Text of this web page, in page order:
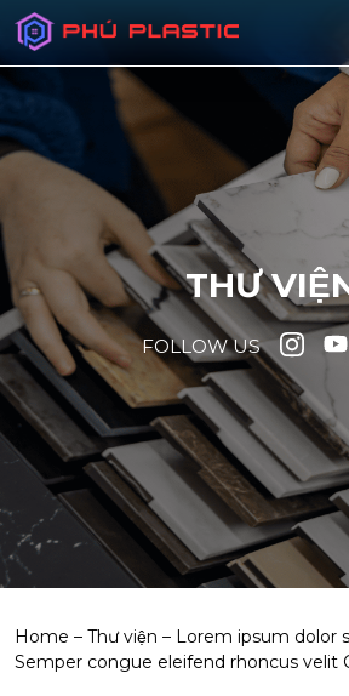
THƯ
FOLLOW US
Home – Thư viện – Lorem ipsum dolor
Semper congue eleifend rhoncus velit